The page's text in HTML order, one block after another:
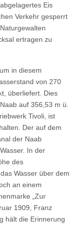
Eis
Verkehr gesperrt
ertragen zu
in diesem
von 270
überliefert. Dies
auf 356,53 m ü.
Tivoli, ist
Der auf dem
der Naab
In der
des
Wasser über dem
an einem
„Zur
1909, Franz
hält die Erinnerung